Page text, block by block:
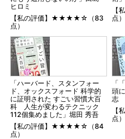
ヒロミ
【私の評価】★★★★☆（83
点）
点）
「ハーバード、スタンフォー
ド、オックスフォード 科学的
に証明された すごい習慣大百
科 人生が変わるテクニック
112個集めました」堀田 秀吾
【私の評価】★★★★☆（84
点）
「
頭
志
点）